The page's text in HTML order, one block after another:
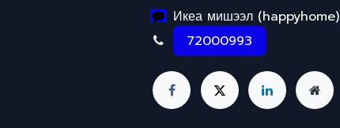
Икеа мишээл (happyhome)
72000993